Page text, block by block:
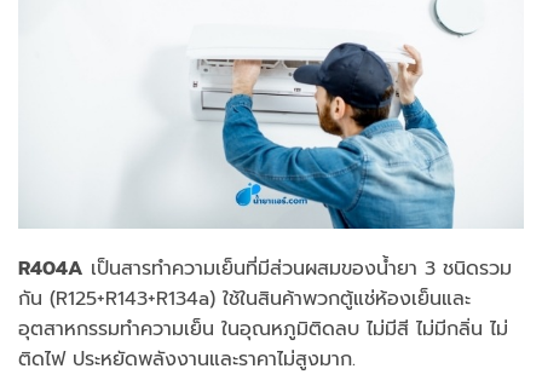
R404A เป็นสารทำความเย็นที่มีส่วนผสมของน้ำยา 3 ชนิดรวม
กัน (R125+R143+R134a) ใช้ในสินค้าพวกตู้แช่ห้องเย็นและ
อุตสาหกรรมทำความเย็น ในอุณหภูมิติดลบ ไม่มีสี ไม่มีกลิ่น ไม่
ติดไฟ ประหยัดพลังงานและราคาไม่สูงมาก.